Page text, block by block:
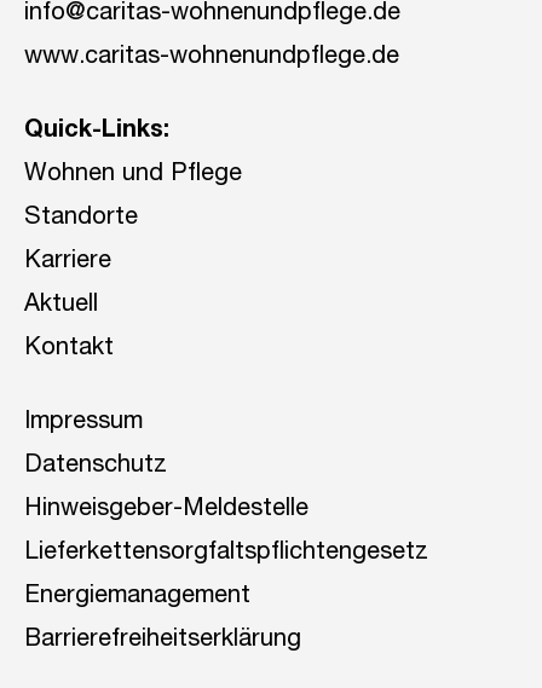
info@caritas-wohnenundpflege.de
www.caritas-wohnenundpflege.de
Quick-Links:
Wohnen und Pflege
Standorte
Karriere
Aktuell
Kontakt
Impressum
Datenschutz
Hinweisgeber-Meldestelle
Lieferkettensorgfaltspflichtengesetz
Energiemanagement
Barrierefreiheitserklärung